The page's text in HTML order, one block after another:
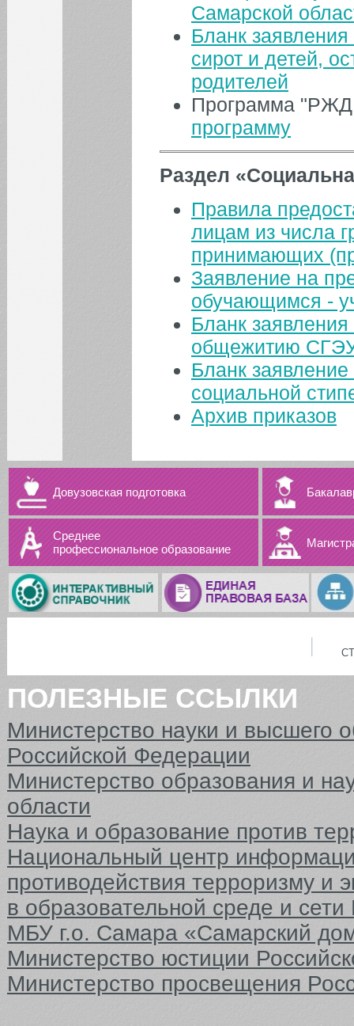
Самарской
Бланк
сирот и детей,
родителей
Программа
программу
Раздел
Правила
лицам из числа
принимающих
Заявление на
обучающимся -
​Бланк
общежитию
Бланк
социальной
Архив приказов
Довузовская подготовка
Среднее
профессиональное образование
ПОЛЕЗНЫЕ ССЫЛКИ
Министерство науки и высшего
Российской Федерации
Министерство образования и
области
Наука и образование против
Национальный центр
противодействия терроризму и
в образовательной среде и сети
МБУ г.о. Самара «Самарский
Министерство юстиции
Министерство просвещения